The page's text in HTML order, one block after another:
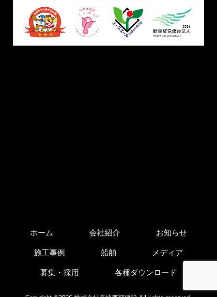
ホーム 会社紹介 お知らせ
施工事例 船舶 メディア
募集・採用 各種ダウンロード